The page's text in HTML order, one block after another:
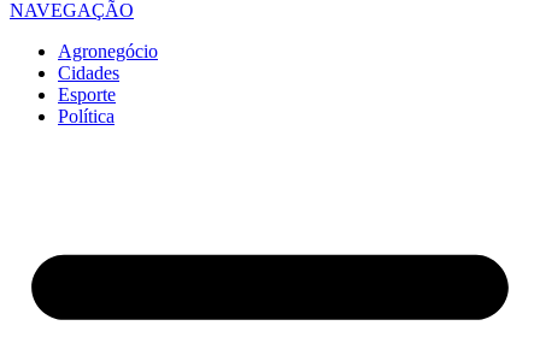
NAVEGAÇÃO
Agronegócio
Cidades
Esporte
Política